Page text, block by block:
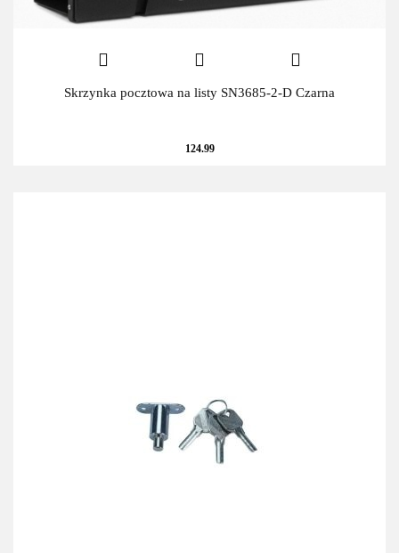
Skrzynka pocztowa na listy SN3685-2-D Czarna
124.99